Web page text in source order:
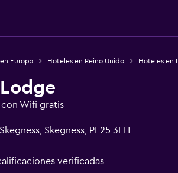
Europa Hoteles en Reino Unido Hoteles en
Wifi gratis
Skegness, PE25 3EH
verificadas